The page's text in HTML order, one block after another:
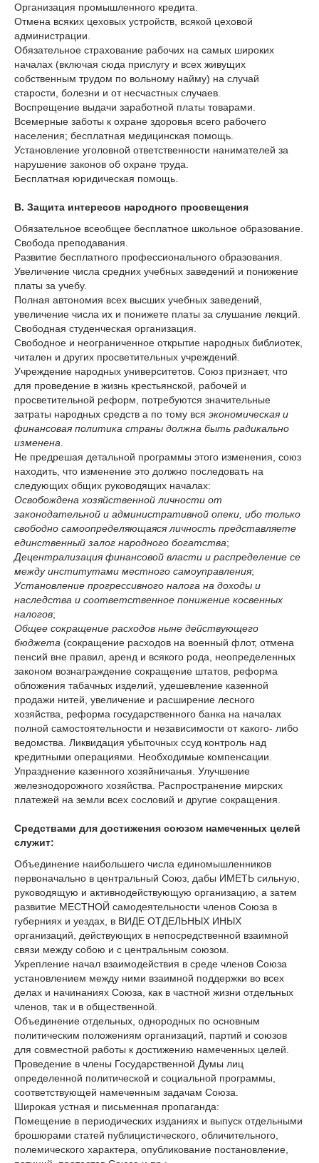
Организация промышленного кредита.
Отмена всяких цеховых устройств, всякой цеховой
администрации.
Обязательное страхование рабочих на самых широких
началах (включая сюда прислугу и всех живущих
собственным трудом по вольному найму) на случай
старости, болезни и от несчастных случаев.
Воспрещение выдачи заработной платы товарами.
Всемерные заботы к охране здоровья всего рабочего
населения; бесплатная медицинская помощь.
Установление уголовной ответственности нанимателей за
нарушение законов об охране труда.
Бесплатная юридическая помощь.
В. Защита интересов народного просвещения
Обязательное всеобщее бесплатное школьное образование.
Свобода преподавания.
Развитие бесплатного профессионального образования.
Увеличение числа средних учебных заведений и понижение
платы за учебу.
Полная автономия всех высших учебных заведений,
увеличение числа их и понижете платы за слушание лекций.
Свободная студенческая организация.
Свободное и неограниченное открытие народных библиотек,
читален и других просветительных учреждений.
Учреждение народных университетов. Союз признает, что
для проведение в жизнь крестьянской, рабочей и
просветительной реформ, потребуются значительные
затраты народных средств а по тому вся экономическая и
финансовая политика страны должна быть радикально
изменена
Не предрешая детальной программы этого изменения, союз
находить, что изменение это должно последовать на
следующих общих руководящих началах:
Освобождена хозяйственной личности от
законодательной и административной опеки, ибо только
свободно самоопределяющаяся личность представляете
единственный залог народного богатства;
Децентрализация финансовой власти и распределение се
между институтами местного самоуправления;
Установление прогрессивного налога на доходы и
наследства и соответственное понижение косвенных
налогов;
Общее сокращение расходов ныне действующего
бюджета (сокращение расходов на военный флот, отмена
пенсий вне правил, аренд и всякого рода, неопределенных
законом вознаграждение сокращение штатов, реформа
обложения табачных изделий, удешевление казенной
продажи нитей, увеличение и расширение лесного
хозяйства, реформа государственного банка на началах
полной самостоятельности и независимости от какого- либо
ведомства. Ликвидация убыточных ссуд контроль над
кредитными операциями. Необходимые компенсации.
Упразднение казенного хозяйничанья. Улучшение
железнодорожного хозяйства. Распространение мирских
платежей на земли всех сословий и другие сокращения.
Средствами для достижения союзом намеченных целей
служит:
Объединение наибольшего числа единомышленников
первоначально в центральный Союз, дабы ИМЕТЬ сильную,
руководящую и активнодействующую организацию, а затем
развитие МЕСТНОЙ самодеятельности членов Союза в
губерниях и уездах, в ВИДЕ ОТДЕЛЬНЫХ ИНЫХ
организаций, действующих в непосредственной взаимной
связи между собою и с центральным союзом.
Укрепление начал взаимодействия в среде членов Союза
установлением между ними взаимной поддержки во всех
делах и начинаниях Союза, как в частной жизни отдельных
членов, так и в общественной.
Объединение отдельных, однородных по основным
политическим положениям организаций, партий и союзов
для совместной работы к достижению намеченных целей.
Проведение в члены Государственной Думы лиц
определенной политической и социальной программы,
соответствующей намеченным задачам Союза.
Широкая устная и письменная пропаганда:
Помещение в периодических изданиях и выпуск отдельными
брошюрами статей публицистического, обличительного,
полемического характера, опубликование постановление,